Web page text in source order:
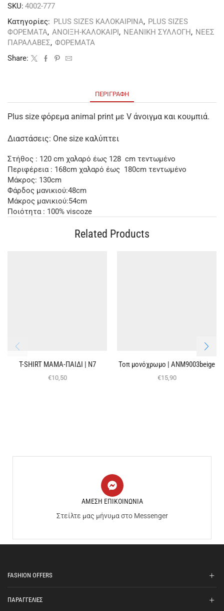
SKU: 4002-777
Κατηγορίες: PLUS SIZES ΚΑΛΟΚΑΙΡΙΝΑ, PLUS SIZES
ΦΟΡΕΜΑΤΑ, ΑΝΟΙΞΗ-ΚΑΛΟΚΑΙΡΙ , ΝΕΑΝΙΚΗ ΣΥΛΛΟΓΗ , ΝΕΕΣ
ΠΑΡΑΛΑΒΕΣ, ΦΟΡΕΜΑΤΑ
Share:
ΠΕΡΙΓΡΑΦΉ
Plus size φόρεμα animal print με V άνοιγμα και κουμπιά.
Διαστάσεις: One size καλύπτει
Στήθος : 120 cm χαλαρό έως 128 cm τεντωμένο
Περιφέρεια : 168cm χαλαρό έως 180cm τεντωμένο
Μάκρος: 130cm
Φάρδος μανικιού:48cm
Μάκρος μανικιού:54cm
Ποιότητα : 100% viscoze
Related Products
T-SHIRT ΜΑΜΑ-ΠΑΙΔΙ | Ν7
€10,50
Τοπ μονόχρωμο | ΑΝΜ9003beige
€15,90
ΑΜΕΣΗ ΕΠΙΚΟΙΝΩΝΙΑ
Στείλτε μας μήνυμα στο Messenger
FASHION OFFERS
ΠΑΡΑΓΓΕΛΙΕΣ